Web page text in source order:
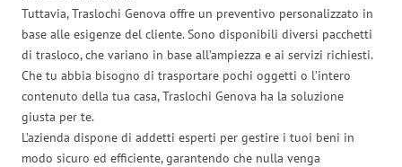
Tuttavia, Traslochi Genova offre un preventivo personalizzato in
base alle esigenze del cliente. Sono disponibili diversi pacchetti
di trasloco, che variano in base all’ampiezza e ai servizi richiesti.
Che tu abbia bisogno di trasportare pochi oggetti o l’intero
contenuto della tua casa, Traslochi Genova ha la soluzione
giusta per te.
L’azienda dispone di addetti esperti per gestire i tuoi beni in
modo sicuro ed efficiente, garantendo che nulla venga